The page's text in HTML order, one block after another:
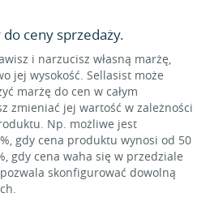
ceny sprzedaży.
i narzucisz własną marżę,
jej wysokość. Sellasist może
marżę do cen w całym
zmieniać jej wartość w zależności
Np. możliwe jest
gdy cena produktu wynosi od 50
gdy cena waha się w przedziale
pozwala skonfigurować dowolną